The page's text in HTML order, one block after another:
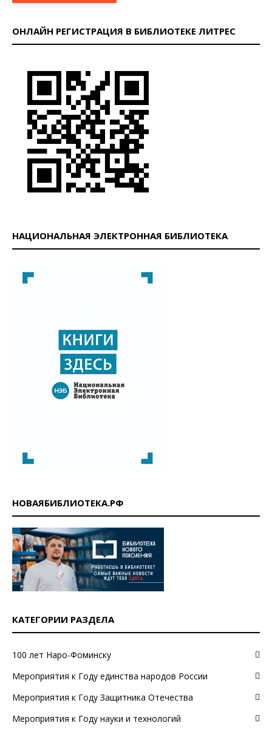
ОНЛАЙН РЕГИСТРАЦИЯ В БИБЛИОТЕКЕ ЛИТРЕС
НАЦИОНАЛЬНАЯ ЭЛЕКТРОННАЯ БИБЛИОТЕКА
НОВАЯБИБЛИОТЕКА.РФ
КАТЕГОРИИ РАЗДЕЛА
100 лет Наро-Фоминску
Мероприятия к Году единства народов России
Мероприятия к Году Защитника Отечества
Мероприятия к Году науки и технологий